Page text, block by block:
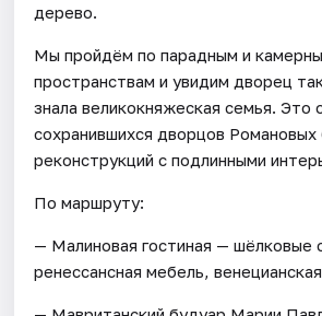
дерево.
Мы пройдём по парадным и
пространствам и увидим дворец
знала великокняжеская семья. Это
сохранившихся дворцов Романовых
реконструкций с подлинными
По маршруту:
— Малиновая гостиная — шёлковые
ренессансная мебель,